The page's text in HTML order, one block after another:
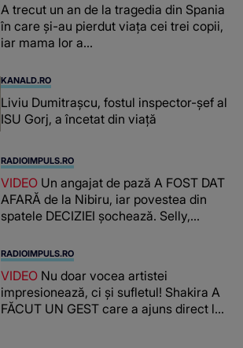
A trecut un an de la tragedia din Spania
în care și-au pierdut viața cei trei copii,
iar mama lor a…
KANALD.RO
Liviu Dumitrașcu, fostul inspector-șef al
ISU Gorj, a încetat din viață
RADIOIMPULS.RO
VIDEO Un angajat de pază A FOST DAT
AFARĂ de la Nibiru, iar povestea din
spatele DECIZIEI șochează. Selly,
CREDEA CĂ VA VEDEA AȘA CEVA: "Fix
în fața unui..."
RADIOIMPULS.RO
VIDEO Nu doar vocea artistei
impresionează, ci și sufletul! Shakira A
FĂCUT UN GEST care a ajuns direct la